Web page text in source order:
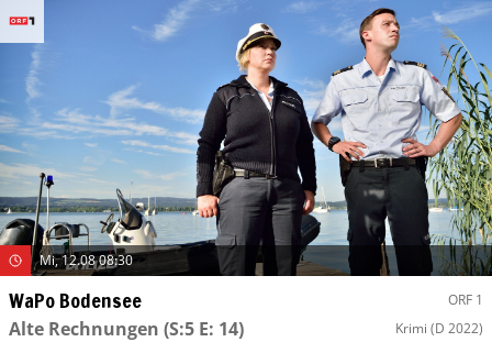
Mi, 12.08 08:30
WaPo Bodensee ORF 1
Alte Rechnungen (S:5 E: 14) Krimi (D 2022)